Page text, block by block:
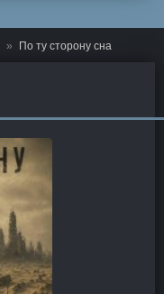
По ту сторону сна